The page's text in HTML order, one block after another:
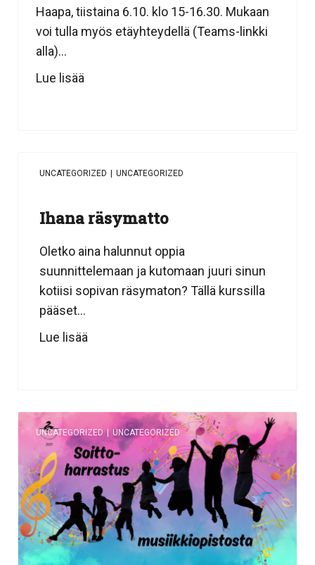
Haapa, tiistaina 6.10. klo 15-16.30. Mukaan
voi tulla myös etäyhteydellä (Teams-linkki
alla)...
Lue lisää
Ihana räsymatto
Oletko aina halunnut oppia
suunnittelemaan ja kutomaan juuri sinun
kotiisi sopivan räsymaton? Tällä kurssilla
pääset...
Lue lisää
UNCATEGORIZED | UNCATEGORIZED
UNCATEGORIZED | UNCATEGORIZED